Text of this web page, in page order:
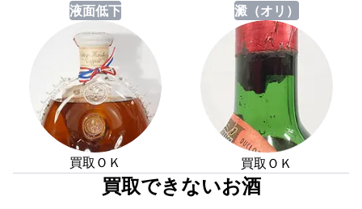
液面低下
買取ＯＫ
澱（オリ）
買取ＯＫ
買取できないお酒